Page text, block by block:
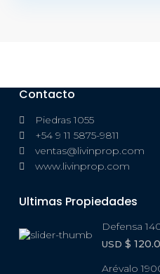
Contacto
Piedras 1055
+54 9 11 5875-9811
ventas@livinprop.com
www.livinprop.com
Ultimas Propiedades
Defensa
USD $
Arévalo